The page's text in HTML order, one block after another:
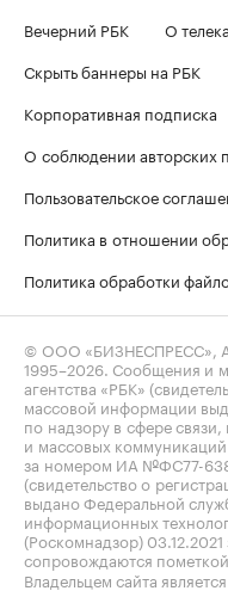
Вечерний РБК
О
Скрыть баннеры на РБК
Корпоративная подписка
О соблюдении авторских
Пользовательское
Политика в отношении
Политика обработки
© ООО «БИЗНЕСПРЕСС»,
1995–2026 . Сообщения и
агентства «РБК»
массовой информации
по надзору в сфере
и массовых
за номером ИА №ФС77-
(свидетельство о
выдано Федеральной
информационных
(Роскомнадзор)
сопровождаются
Владельцем сайта